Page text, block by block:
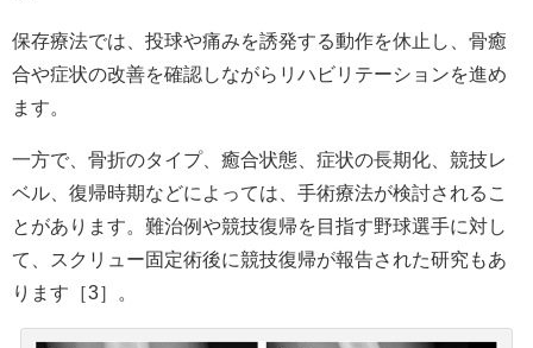
保存療法では、投球や痛みを誘発する動作を休止し、骨癒
合や症状の改善を確認しながらリハビリテーションを進め
ます。
一方で、骨折のタイプ、癒合状態、症状の長期化、競技レ
ベル、復帰時期などによっては、手術療法が検討されるこ
とがあります。難治例や競技復帰を目指す野球選手に対し
て、スクリュー固定術後に競技復帰が報告された研究もあ
ります［3］。